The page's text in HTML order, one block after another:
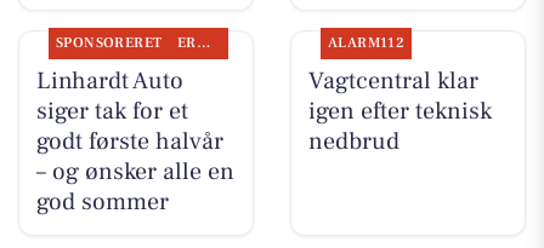
SPONSORERET ERHVERV
Linhardt Auto
siger tak for et
godt første halvår
– og ønsker alle en
god sommer
ALARM112
Vagtcentral klar
igen efter teknisk
nedbrud